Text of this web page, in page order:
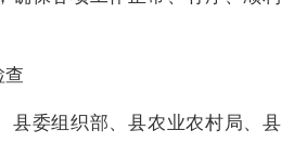
查
县委组织部、县农业农村局、县